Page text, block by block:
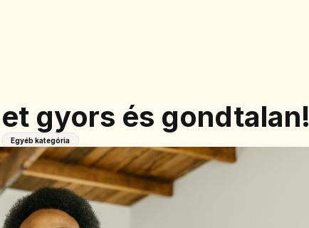
gyors és gondtalan!
Egyéb kategória